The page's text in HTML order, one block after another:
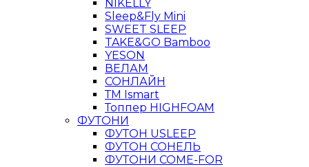
NIKELLY
Sleep&Fly Mini
SWEET SLEEP
TAKE&GO Bamboo
YESON
ВЕЛАМ
СОНЛАЙН
ТМ Ismart
Топпер HIGHFOAM
ФУТОНИ
ФУТОН USLEEP
ФУТОН СОНЕЛЬ
ФУТОНИ COME-FOR